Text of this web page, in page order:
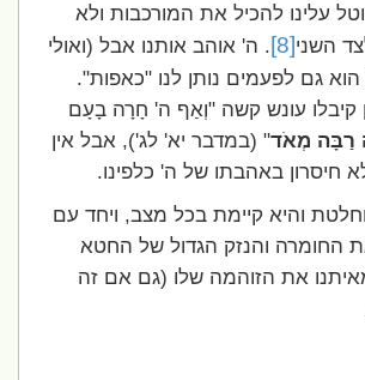
עלינו להכיל את המורכבות ולא
השני[8]. ה' אוהב אותנו אבל (ואולי
גם לפעמים נותן לנו "כאפות".
עונש קשה "וְאַף ה' חָרָה בָעָם
מְאֹד" (במדבר יא' לג'), אבל אין
חיסרון באהבתו של ה' כלפינו.
והיא קיימת בכל מצב, ויחד עם
החומרה והנזק הגדול של החטא
את הזוהמה שלו (גם אם זה